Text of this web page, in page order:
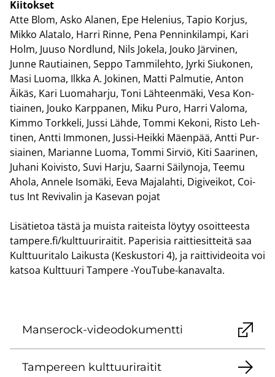
Kii­tok­set
Atte Blom, Asko Ala­nen, Epe He­le­nius, Tapio Kor­jus,
Mikko Ala­ta­lo, Harri Rinne, Pena Pen­nin­ki­lam­pi, Kari
Holm, Juuso Nord­lund, Nils Jo­ke­la, Jouko Jär­vi­nen,
Junne Rau­tiai­nen, Seppo Tam­mi­leh­to, Jyrki Siu­ko­nen,
Masi Luoma, Ilkka A. Jo­ki­nen, Matti Pal­mu­tie, Anton
Äikäs, Kari Luo­ma­har­ju, Toni Läh­teen­mä­ki, Vesa Kon­
tiai­nen, Jouko Karp­pa­nen, Miku Puro, Harri Va­lo­ma,
Kimmo Tork­ke­li, Jussi Lähde, Tommi Ke­ko­ni, Risto Leh­
ti­nen, Antti Im­mo­nen, Jussi-​Heikki Mäen­pää, Antti Pur­
siai­nen, Ma­rian­ne Luoma, Tommi Sir­viö, Kiti Saa­ri­nen,
Ju­ha­ni Koi­vis­to, Suvi Harju, Saar­ni Säi­ly­no­ja, Teemu
Ahola, An­ne­le Iso­mä­ki, Eeva Ma­ja­lah­ti, Di­gi­vei­kot, Coi­
tus Int Re­vi­va­lin ja Ka­se­van pojat
Li­sä­tie­toa tästä ja muis­ta rai­teis­ta löy­tyy osoit­tees­ta
tam­pe­re.fi/kult­tuu­ri­rai­tit. Pa­pe­ri­sia rait­tie­sit­tei­tä saa
Kult­tuu­ri­ta­lo Lai­kus­ta (Kes­kus­to­ri 4), ja rait­ti­vi­deoi­ta voi
kat­soa Kult­tuu­ri Tam­pe­re -​YouTube-kanavalta.
Manserock-​videodokumentti
Tam­pe­reen kult­tuu­ri­rai­tit